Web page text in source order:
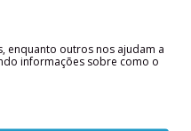
enquanto outros nos ajudam a
informações sobre como o